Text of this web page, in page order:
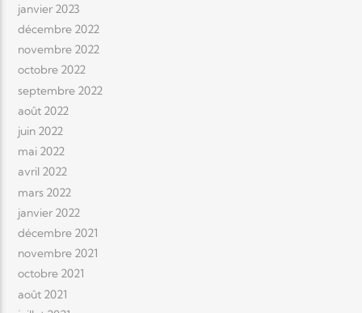
janvier 2023
décembre 2022
novembre 2022
octobre 2022
septembre 2022
août 2022
juin 2022
mai 2022
avril 2022
mars 2022
janvier 2022
décembre 2021
novembre 2021
octobre 2021
août 2021